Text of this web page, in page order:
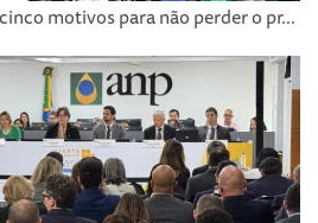
motivos para não perder o pr...